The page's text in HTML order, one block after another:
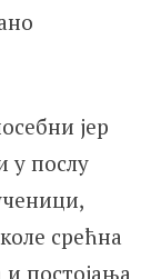
јер
у послу
срећна
постојања